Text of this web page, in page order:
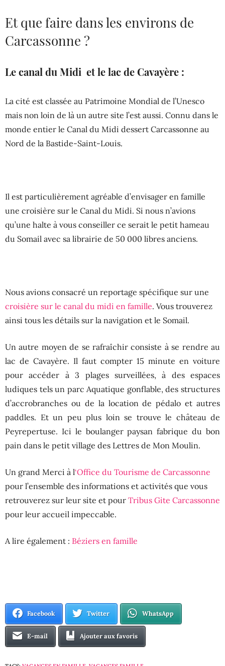
Et que faire dans les environs de
Carcassonne ?
Le canal du Midi et le lac de Cavayère :
La cité est classée au Patrimoine Mondial de l’Unesco
mais non loin de là un autre site l’est aussi. Connu dans le
monde entier le Canal du Midi dessert Carcassonne au
Nord de la Bastide-Saint-Louis.
Il est particulièrement agréable d’envisager en famille
une croisière sur le Canal du Midi. Si nous n’avions
qu’une halte à vous conseiller ce serait le petit hameau
du Somail avec sa librairie de 50 000 libres anciens.
Nous avions consacré un reportage spécifique sur une
croisière sur le canal du midi en famille. Vous trouverez
ainsi tous les détails sur la navigation et le Somail.
Un autre moyen de se rafraîchir consiste à se rendre au
lac de Cavayère. Il faut compter 15 minute en voiture
pour accéder à 3 plages surveillées, à des espaces
ludiques tels un parc Aquatique gonflable, des structures
d’accrobranches ou de la location de pédalo et autres
paddles. Et un peu plus loin se trouve le château de
Peyrepertuse. Ici le boulanger paysan fabrique du bon
pain dans le petit village des Lettres de Mon Moulin.
Un grand Merci à l‘Office du Tourisme de Carcassonne
pour l’ensemble des informations et activités que vous
retrouverez sur leur site et pour Tribus Gite Carcassonne
pour leur accueil impeccable.
A lire également : Béziers en famille
Facebook Twitter WhatsApp
E-mail Ajouter aux favoris